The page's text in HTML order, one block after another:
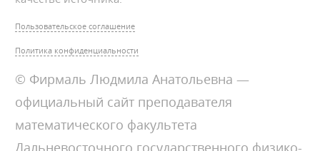
Пользовательское соглашение
Политика конфиденциальности
© Фирмаль Людмила Анатольевна —
официальный сайт преподавателя
математического факультета